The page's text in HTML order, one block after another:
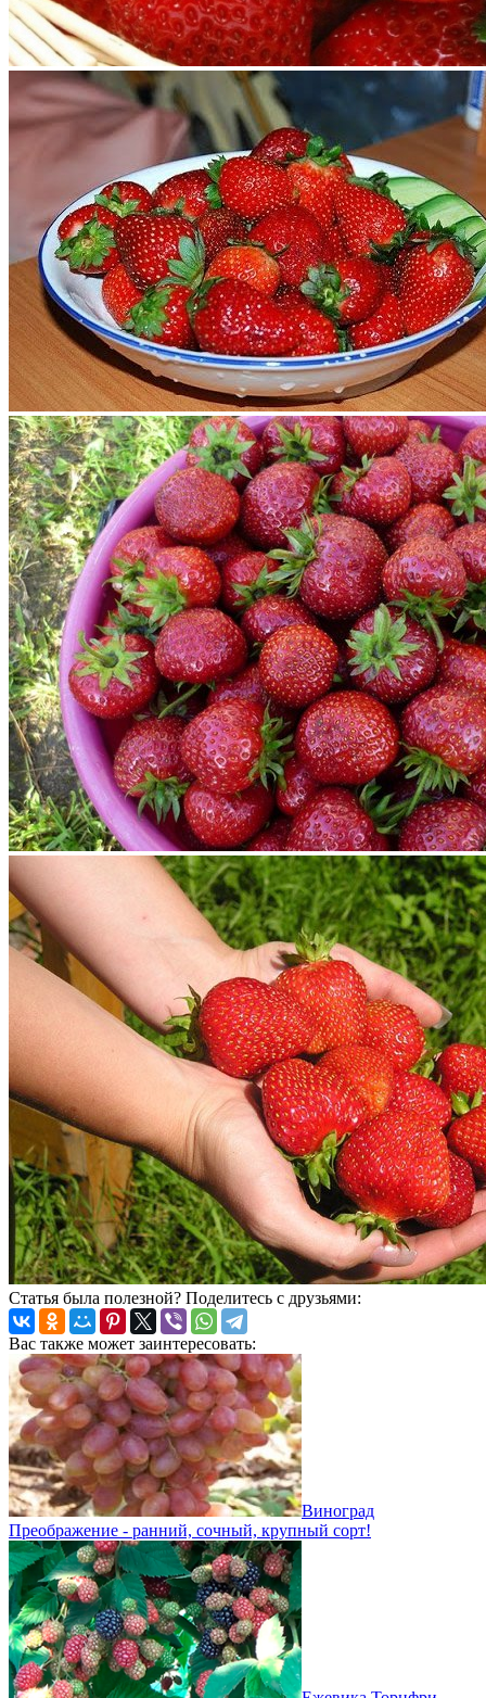
Статья была полезной? Поделитесь с друзьями:
Вас также может заинтересовать:
Виноград
Преображение - ранний, сочный, крупный сорт!